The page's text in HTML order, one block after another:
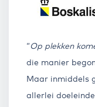
“ Op plekken
die manier
Maar inmiddels
allerlei